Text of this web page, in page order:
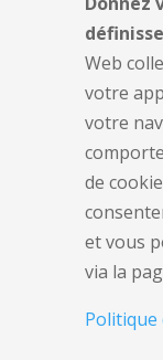
À propos
Partenaires
Contact
Politique
Notre
Edward
Vernon
Laura
Web
votre
votre
de
et vous
via la
Politique